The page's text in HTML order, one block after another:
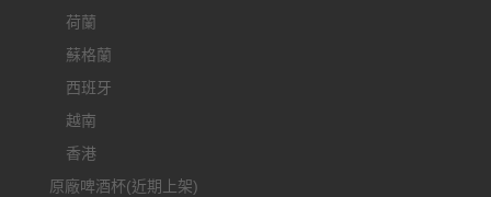
荷蘭
蘇格蘭
西班牙
越南
香港
原廠啤酒杯(近期上架)